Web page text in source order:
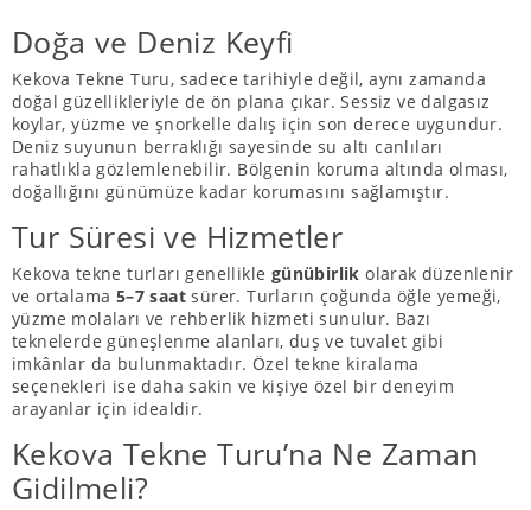
Doğa ve Deniz Keyfi
Kekova Tekne Turu, sadece tarihiyle değil, aynı zamanda
doğal güzellikleriyle de ön plana çıkar. Sessiz ve dalgasız
koylar, yüzme ve şnorkelle dalış için son derece uygundur.
Deniz suyunun berraklığı sayesinde su altı canlıları
rahatlıkla gözlemlenebilir. Bölgenin koruma altında olması,
doğallığını günümüze kadar korumasını sağlamıştır.
Tur Süresi ve Hizmetler
Kekova tekne turları genellikle günübirlik olarak düzenlenir
ve ortalama 5–7 saatsürer. Turların çoğunda öğle yemeği,
yüzme molaları ve rehberlik hizmeti sunulur. Bazı
teknelerde güneşlenme alanları, duş ve tuvalet gibi
imkânlar da bulunmaktadır. Özel tekne kiralama
seçenekleri ise daha sakin ve kişiye özel bir deneyim
arayanlar için idealdir.
Kekova Tekne Turu’na Ne Zaman
Gidilmeli?